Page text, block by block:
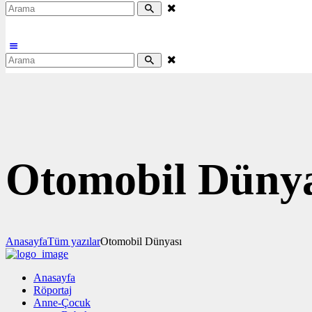
Otomobil
AnasayfaTüm yazılarOtomobil Dünyası
Anasayfa
Röportaj
Anne-Çocuk